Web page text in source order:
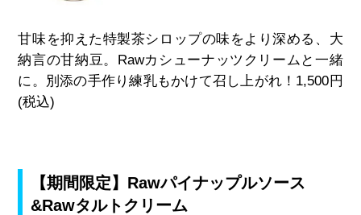
甘味を抑えた特製茶シロップの味をより深める、大
納言の甘納豆。 Rawカシューナッツクリームと一緒
に。別添の手作り練乳もかけて召し上がれ！ 1,500 円
(税込)
【期間限定】Rawパイナップルソース
&Rawタルトクリーム